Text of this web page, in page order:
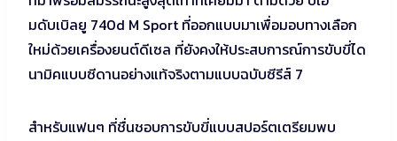
มดับเบิลยู 740d M Sport ที่ออกแบบมาเพื่อมอบทางเลือก
ใหม่ด้วยเครื่องยนต์ดีเซล ที่ยังคงให้ประสบการณ์การขับขี่ได
นามิคแบบซีดานอย่างแท้จริงตามแบบฉบับซีรีส์ 7
สำหรับแฟนๆ ที่ชื่นชอบการขับขี่แบบสปอร์ตเตรียมพบ